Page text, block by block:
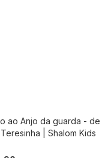
Comprar
ao Anjo da guarda - de
| Shalom Kids